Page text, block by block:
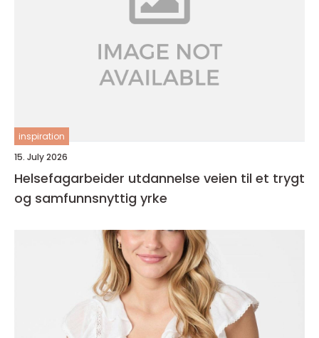
inspiration
15. July 2026
Helsefagarbeider utdannelse veien til et trygt
og samfunnsnyttig yrke